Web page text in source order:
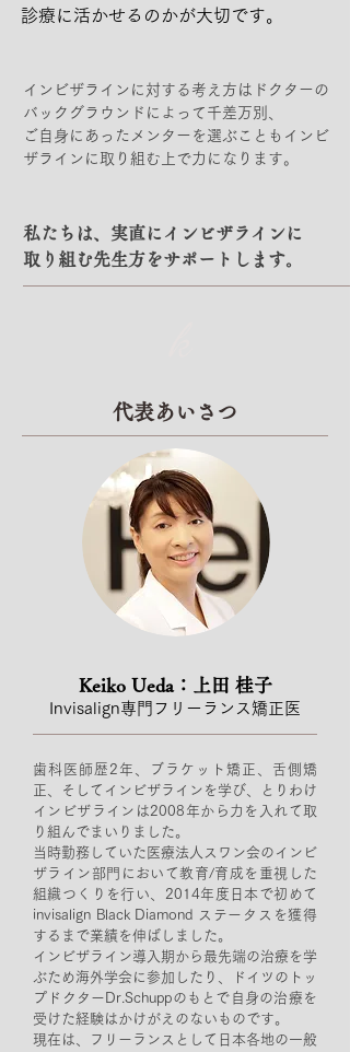
診療に活かせるのかが大切です。
インビザラインに対する考え方はドクターの
バックグラウンドによって千差万別、
ご自身にあったメンターを選ぶこともインビ
ザラインに取り組む上で力になります。
私たちは、実直にインビザラインに
取り組む先生方をサポートします。
代表あいさつ
Keiko Ueda​：上田 桂子
​Invisalign専門フリーランス矯正医
歯科医師歴2年、ブラケット矯正、舌側矯
正、そしてインビザラインを学び、とりわけ
インビザラインは2008年から力を入れて取
り組んでまいりました。
当時勤務していた医療法人スワン会のインビ
ザライン部門において教育/育成を重視した
組織つくりを行い、2014年度日本で初めて
invisalign Black Diamond ステータスを獲得
するまで業績を伸ばしました。
インビザライン導入期から最先端の治療を学
ぶため海外学会に参加したり、ドイツのトッ
プドクターDr.Schuppのもとで自身の治療を
受けた経験はかけがえのないものです。
​現在は、フリーランスとして日本各地の一般